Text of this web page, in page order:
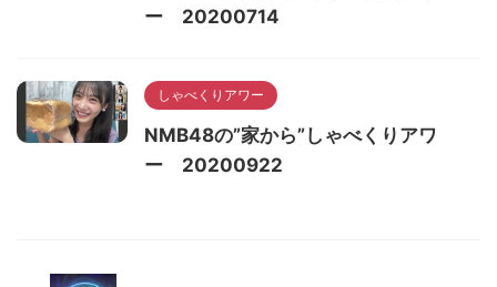
ー 20200714
しゃべくりアワー
NMB48の”家から”しゃべくりアワ
ー 20200922